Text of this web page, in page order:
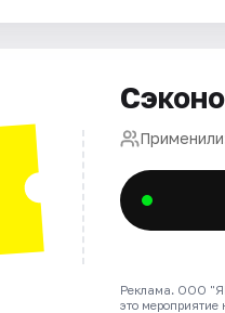
Реклама. ООО
это